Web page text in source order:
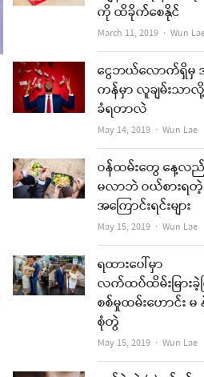
ကို ထိခိုက်စေနိုင်
March 11, 2019 Author
Wun
ငွေဘယ်လောက်ရှိမှ
ကန်မှာ လူချမ်းသ
ခံရတာလဲ
May 14, 2019 Author
Wun Lae
ဝန်ထမ်းတွေ နေ့လ
မလာဘဲ ဝယ်စားရတဲ့
အကြောင်းရင်းများ
May 15, 2019 Author
Wun Lae
ရထားပေါ်မှာ
လက်ထပ်ထိမ်းမြား
စစ်မှုထမ်းဟောင်း မ
စုံတွဲ
May 15, 2019 Author
Wun Lae